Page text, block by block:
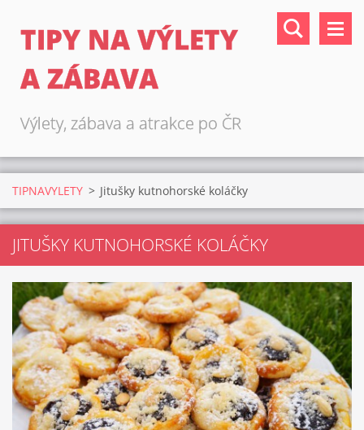
TIPY NA VÝLETY
A ZÁBAVA
Výlety, zábava a atrakce po ČR
TIPNAVYLETY > Jitušky kutnohorské koláčky
JITUŠKY KUTNOHORSKÉ KOLÁČKY